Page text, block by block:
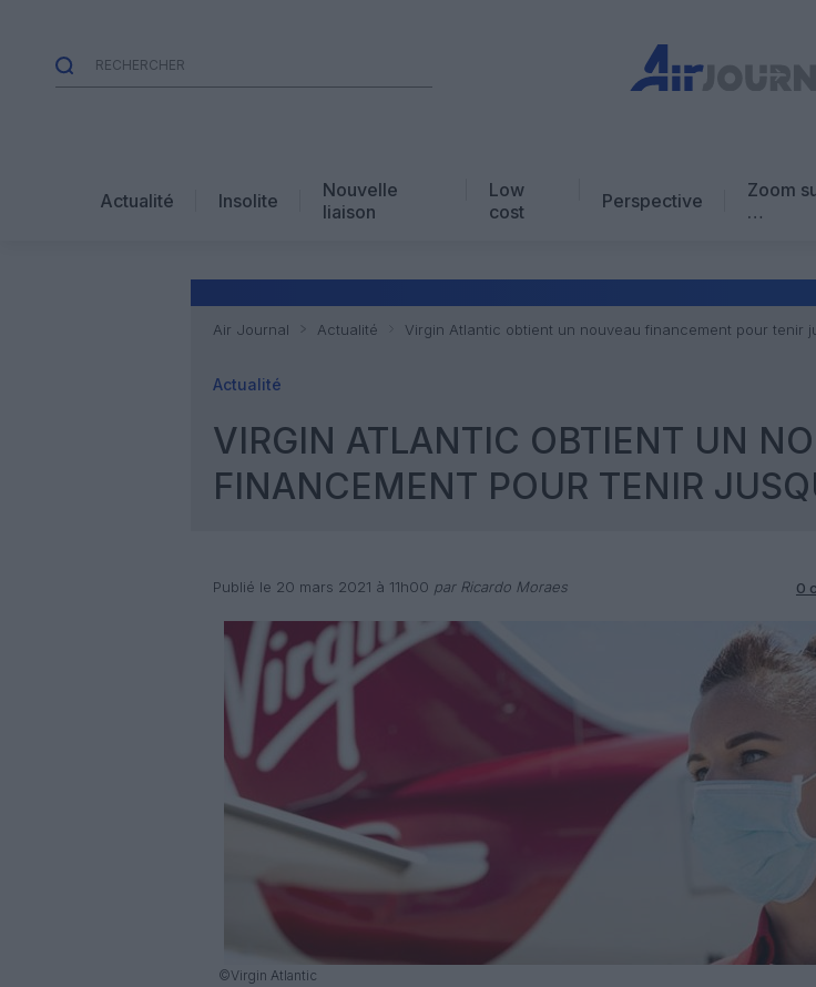
Actualité Insolite
Nouvelle
liaison
Low
cost
Perspective
Zoom
…
Avis
Air Journal Actualité Virgin Atlantic obtient un nouveau financement pour tenir
Actualité
VIRGIN ATLANTIC OBTIENT UN
FINANCEMENT POUR TENIR
Publié le 20 mars 2021 à 11h00 par Ricardo Moraes 0
©Virgin Atlantic